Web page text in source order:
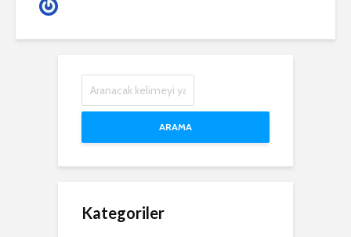
ARAMA
Kategoriler